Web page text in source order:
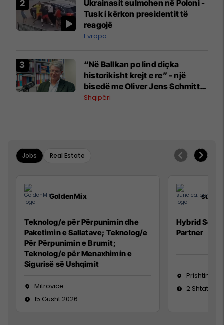
Ukrainasit sulmohen në Poloni -
Tusk i kërkon presidentit të
reagojë
Evropa
“Në Ballkan po lind diçka
historikisht krejt e re” - një
bisedë me Oliver Jens Schmitt
mbi protestat në Shqipëri dhe të
Shqipëri
Jobs Real Estate
GoldenMix
Teknolog/e për Përpunimin dhe
Paketimin e Sallatave; Teknolog/e
Për Përpunimin e Brumit;
Teknolog/e për Menaxhimin e
Sigurisë së Ushqimit
Mitrovicë
15 Gusht 2026
Hybrid
Partner
Prishtinë
2 Shtator